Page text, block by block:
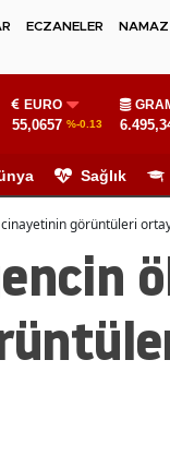
ECZANELER
NAMAZ
EURO
55,0657 %-0.13
Sağlık
görüntüleri